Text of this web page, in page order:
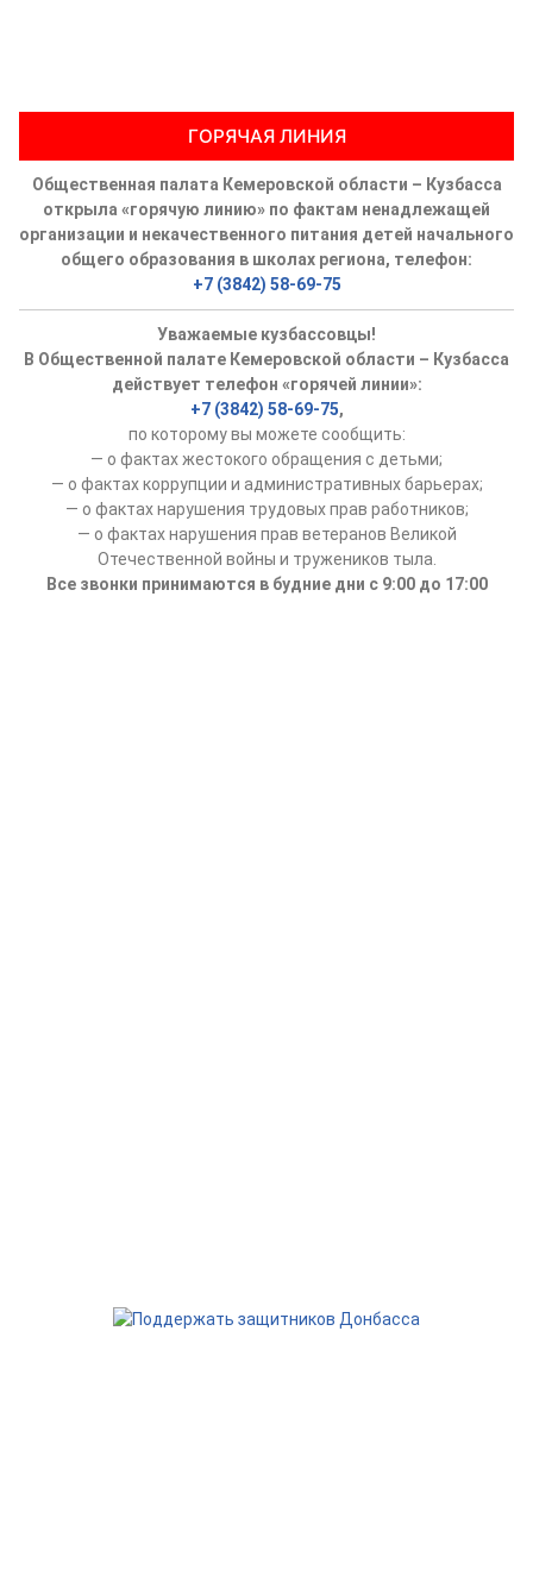
ГОРЯЧАЯ ЛИНИЯ
Общественная палата Кемеровской области – Кузбасса
открыла «горячую линию» по фактам ненадлежащей
организации и некачественного питания детей начального
общего образования в школах региона, телефон:
+7 (3842) 58-69-75
Уважаемые кузбассовцы!
В Общественной палате Кемеровской области – Кузбасса
действует телефон «горячей линии»:
+7 (3842) 58-69-75,
по которому вы можете сообщить:
— о фактах жестокого обращения с детьми;
— о фактах коррупции и административных барьерах;
— о фактах нарушения трудовых прав работников;
— о фактах нарушения прав ветеранов Великой
Отечественной войны и тружеников тыла.
Все звонки принимаются в будние дни с 9:00 до 17:00